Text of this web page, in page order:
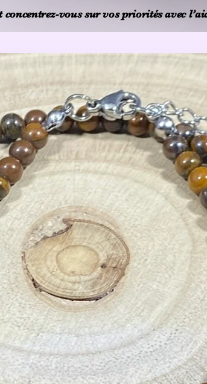
concentrez-vous sur vos priorités avec